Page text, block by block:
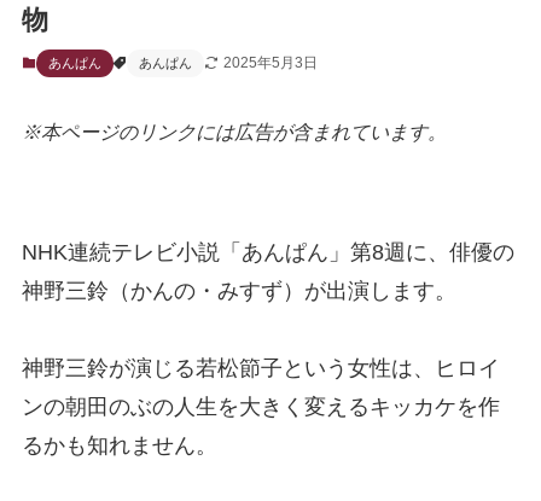
物
あんぱん あんぱん 2025年5月3日
※本ページのリンクには広告が含まれています。
NHK連続テレビ小説「あんぱん」第8週に、俳優の
神野三鈴（かんの・みすず）が出演します。
神野三鈴が演じる若松節子という女性は、ヒロイ
ンの朝田のぶの人生を大きく変えるキッカケを作
るかも知れません。